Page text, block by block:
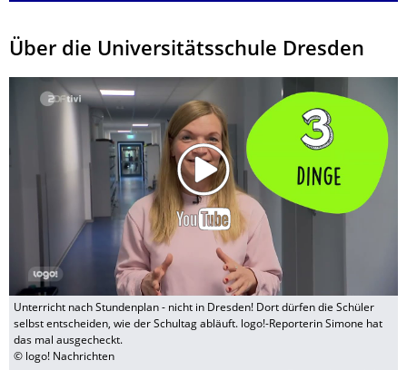
Über die Universitätsschule Dresden
Unterricht nach Stundenplan - nicht in Dresden! Dort dürfen die Schüler
selbst entscheiden, wie der Schultag abläuft. logo!-Reporterin Simone hat
das mal ausgecheckt.
© logo! Nachrichten